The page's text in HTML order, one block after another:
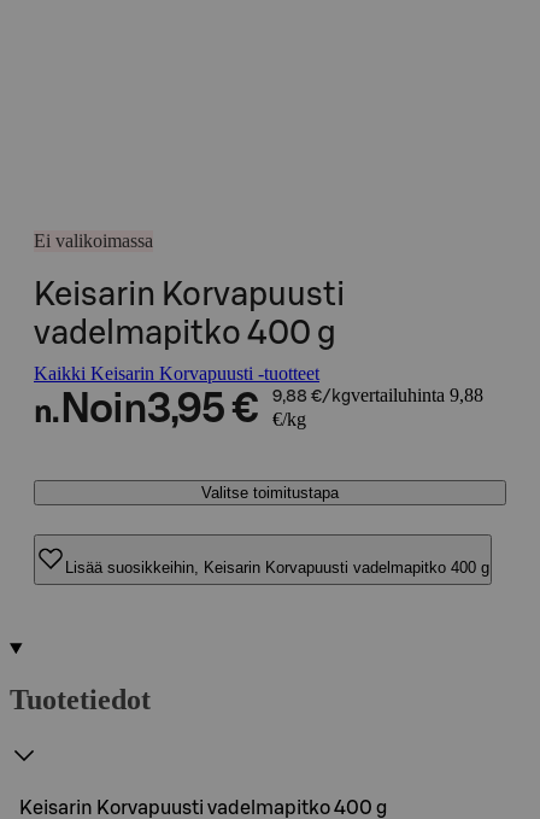
Ei valikoimassa
Keisarin Korvapuusti
vadelmapitko 400 g
Kaikki Keisarin Korvapuusti -tuotteet
n. Noin3,95 € 9,88 €/kgvertailuhinta 9,88
€/kg
Valitse toimitustapa
Lisää suosikkeihin, Keisarin Korvapuusti vadelmapitko 400 g
Tuotetiedot
Keisarin Korvapuusti vadelmapitko 400 g